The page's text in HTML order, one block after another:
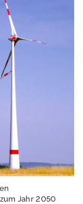
Jahr 2050